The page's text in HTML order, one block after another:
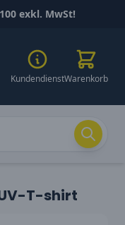
exkl. MwSt!
KundendienstWarenkorb
T-shirt